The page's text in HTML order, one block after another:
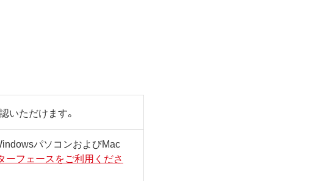
いただけます。
パソコンおよびMac
フェースをご利用くださ